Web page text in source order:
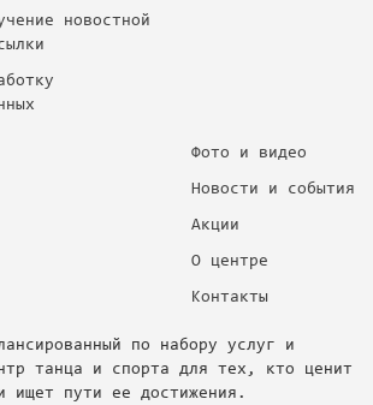
по набору услуг и
танца и спорта для тех, кто ценит
ищет пути ее достижения.
новостной
Фото и видео
Новости и события
Акции
О центре
Контакты